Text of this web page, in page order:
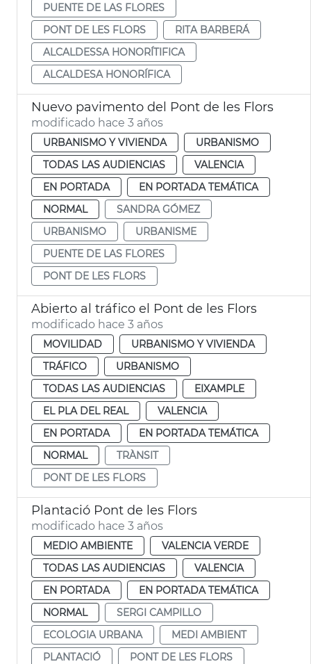
PUENTE DE LAS FLORES
PONT DE LES FLORS
RITA BARBERÁ
ALCALDESSA HONORÍTIFICA
ALCALDESA HONORÍFICA
Nuevo pavimento del Pont de les Flors
modificado hace 3 años
URBANISMO Y VIVIENDA
URBANISMO
TODAS LAS AUDIENCIAS
VALENCIA
EN PORTADA
EN PORTADA TEMÁTICA
NORMAL
SANDRA GÓMEZ
URBANISMO
URBANISME
PUENTE DE LAS FLORES
PONT DE LES FLORS
Abierto al tráfico el Pont de les Flors
modificado hace 3 años
MOVILIDAD
URBANISMO Y VIVIENDA
TRÁFICO
URBANISMO
TODAS LAS AUDIENCIAS
EIXAMPLE
EL PLA DEL REAL
VALENCIA
EN PORTADA
EN PORTADA TEMÁTICA
NORMAL
TRÀNSIT
PONT DE LES FLORS
Plantació Pont de les Flors
modificado hace 3 años
MEDIO AMBIENTE
VALENCIA VERDE
TODAS LAS AUDIENCIAS
VALENCIA
EN PORTADA
EN PORTADA TEMÁTICA
NORMAL
SERGI CAMPILLO
ECOLOGIA URBANA
MEDI AMBIENT
PLANTACIÓ
PONT DE LES FLORS